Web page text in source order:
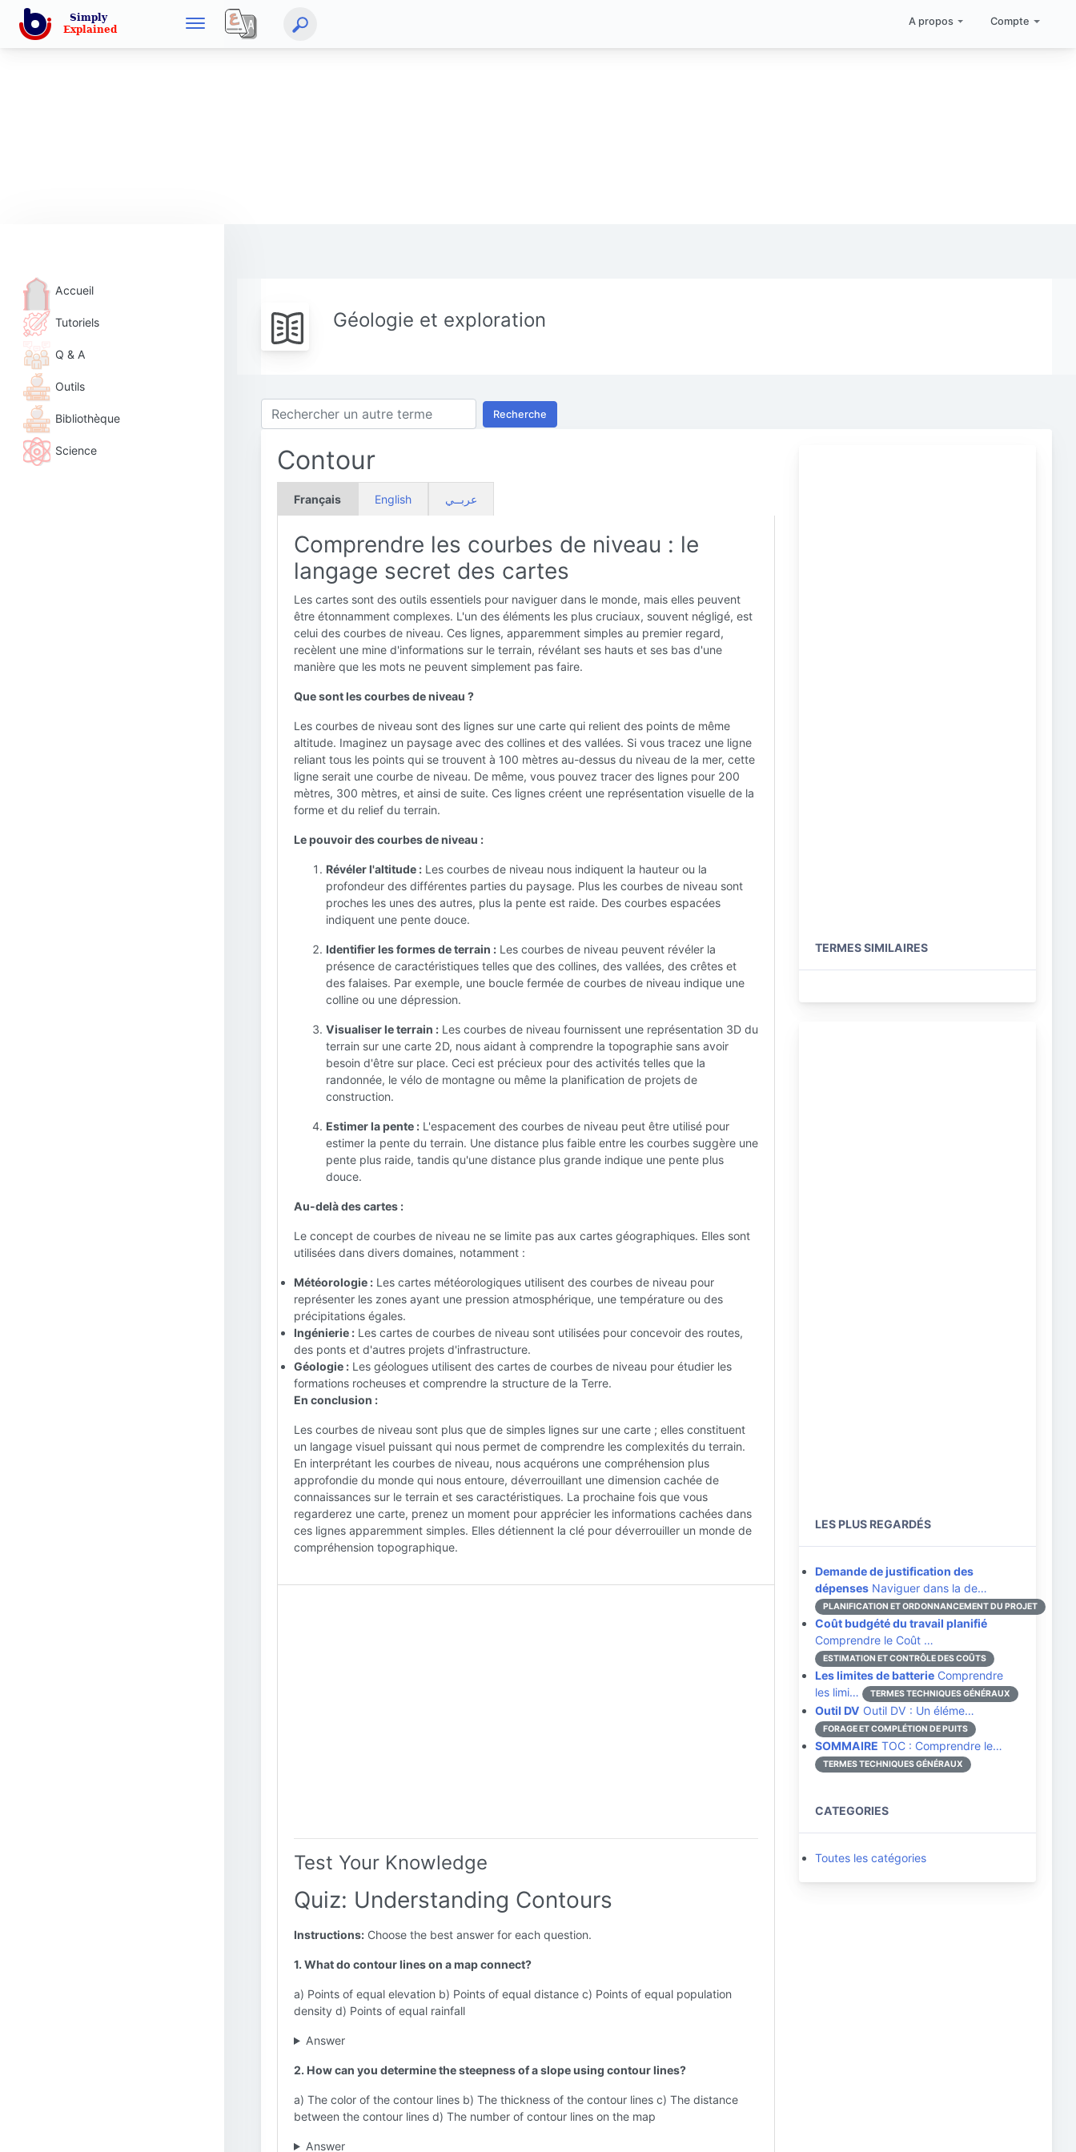
A propos Compte
Accueil
Tutoriels
Q & A
Outils
Bibliothèque
Science
Géologie et exploration
Recherche
Contour
Français English عربــي
Comprendre les courbes de niveau : le
langage secret des cartes
Les cartes sont des outils essentiels pour naviguer dans le monde, mais elles peuvent
être étonnamment complexes. L'un des éléments les plus cruciaux, souvent négligé, est
celui des courbes de niveau. Ces lignes, apparemment simples au premier regard,
recèlent une mine d'informations sur le terrain, révélant ses hauts et ses bas d'une
manière que les mots ne peuvent simplement pas faire.
Que sont les courbes de niveau ?
Les courbes de niveau sont des lignes sur une carte qui relient des points de même
altitude. Imaginez un paysage avec des collines et des vallées. Si vous tracez une ligne
reliant tous les points qui se trouvent à 100 mètres au-dessus du niveau de la mer, cette
ligne serait une courbe de niveau. De même, vous pouvez tracer des lignes pour 200
mètres, 300 mètres, et ainsi de suite. Ces lignes créent une représentation visuelle de la
forme et du relief du terrain.
Le pouvoir des courbes de niveau :
Révéler l'altitude : Les courbes de niveau nous indiquent la hauteur ou la
profondeur des différentes parties du paysage. Plus les courbes de niveau sont
proches les unes des autres, plus la pente est raide. Des courbes espacées
indiquent une pente douce.
Identifier les formes de terrain : Les courbes de niveau peuvent révéler la
présence de caractéristiques telles que des collines, des vallées, des crêtes et
des falaises. Par exemple, une boucle fermée de courbes de niveau indique une
colline ou une dépression.
Visualiser le terrain : Les courbes de niveau fournissent une représentation 3D du
terrain sur une carte 2D, nous aidant à comprendre la topographie sans avoir
besoin d'être sur place. Ceci est précieux pour des activités telles que la
randonnée, le vélo de montagne ou même la planification de projets de
construction.
Estimer la pente : L'espacement des courbes de niveau peut être utilisé pour
estimer la pente du terrain. Une distance plus faible entre les courbes suggère une
pente plus raide, tandis qu'une distance plus grande indique une pente plus
douce.
Au-delà des cartes :
Le concept de courbes de niveau ne se limite pas aux cartes géographiques. Elles sont
utilisées dans divers domaines, notamment :
Météorologie : Les cartes météorologiques utilisent des courbes de niveau pour
représenter les zones ayant une pression atmosphérique, une température ou des
précipitations égales.
Ingénierie : Les cartes de courbes de niveau sont utilisées pour concevoir des routes,
des ponts et d'autres projets d'infrastructure.
Géologie : Les géologues utilisent des cartes de courbes de niveau pour étudier les
formations rocheuses et comprendre la structure de la Terre.
En conclusion :
Les courbes de niveau sont plus que de simples lignes sur une carte ; elles constituent
un langage visuel puissant qui nous permet de comprendre les complexités du terrain.
En interprétant les courbes de niveau, nous acquérons une compréhension plus
approfondie du monde qui nous entoure, déverrouillant une dimension cachée de
connaissances sur le terrain et ses caractéristiques. La prochaine fois que vous
regarderez une carte, prenez un moment pour apprécier les informations cachées dans
ces lignes apparemment simples. Elles détiennent la clé pour déverrouiller un monde de
compréhension topographique.
Test Your Knowledge
Quiz: Understanding Contours
Instructions: Choose the best answer for each question.
1. What do contour lines on a map connect?
a) Points of equal elevation b) Points of equal distance c) Points of equal population
density d) Points of equal rainfall
Answer
2. How can you determine the steepness of a slope using contour lines?
a) The color of the contour lines b) The thickness of the contour lines c) The distance
between the contour lines d) The number of contour lines on the map
Answer
TERMES SIMILAIRES
LES PLUS REGARDÉS
Demande de justification des
dépenses Naviguer dans la de…
PLANIFICATION ET ORDONNANCEMENT DU PROJET
Coût budgété du travail planifié
Comprendre le Coût …
ESTIMATION ET CONTRÔLE DES COÛTS
Les limites de batterie Comprendre
les limi…
TERMES TECHNIQUES GÉNÉRAUX
Outil DV Outil DV : Un éléme…
FORAGE ET COMPLÉTION DE PUITS
SOMMAIRE TOC : Comprendre le…
TERMES TECHNIQUES GÉNÉRAUX
CATEGORIES
Toutes les catégories